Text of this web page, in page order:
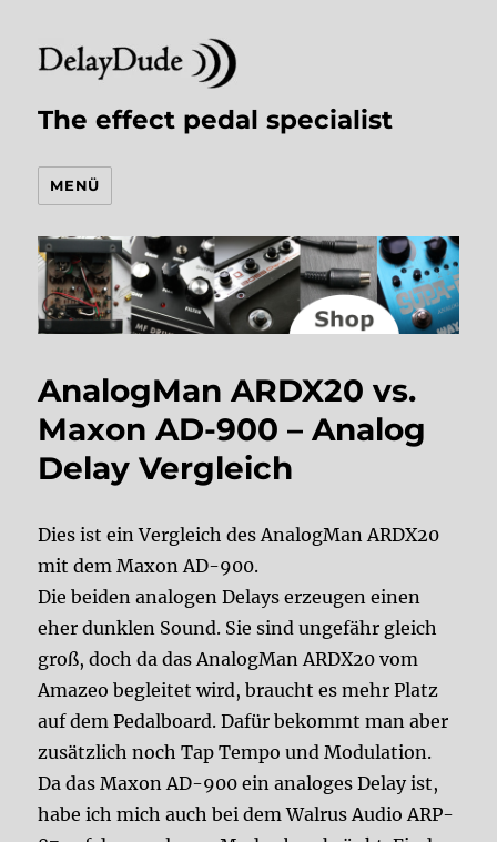
The effect pedal specialist
MENÜ
AnalogMan ARDX20 vs.
Maxon AD-900 – Analog
Delay Vergleich
Dies ist ein Vergleich des AnalogMan ARDX20
mit dem Maxon AD-900.
Die beiden analogen Delays erzeugen einen
eher dunklen Sound. Sie sind ungefähr gleich
groß, doch da das AnalogMan ARDX20 vom
Amazeo begleitet wird, braucht es mehr Platz
auf dem Pedalboard. Dafür bekommt man aber
zusätzlich noch Tap Tempo und Modulation.
Da das Maxon AD-900 ein analoges Delay ist,
habe ich mich auch bei dem Walrus Audio ARP-